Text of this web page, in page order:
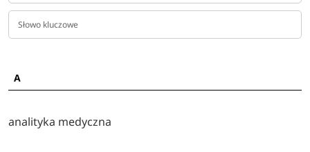
A
analityka medyczna